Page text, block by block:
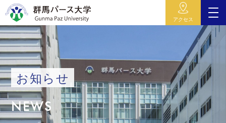
アクセス
お知らせ
NEWS